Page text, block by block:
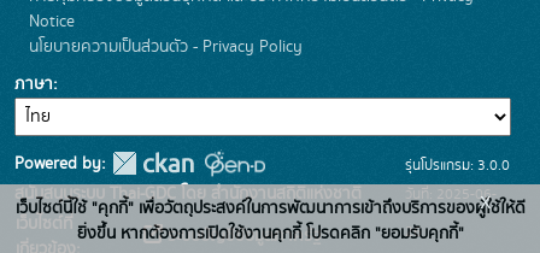
Notice
นโยบายความเป็นส่วนตัว - Privacy Policy
ภาษา
Powered by:
สนับสนุนระบบ Thai-GDC โดย สำนักงานสถิติแห่งชาติ
เว็บไซต์ที่
ระบบบัญชีข้อมูลภาครัฐ
รุ่นโปรแกรม: 3.0.0
วันที่: 2025-06-
26
เว็บไซต์นี้ใช้ "คุกกี้" เพื่อวัตถุประสงค์ในการพัฒนาการเข้าถึงบริการของผู้ใช้ให้ดี
ยิ่งขึ้น หากต้องการเปิดใช้งานคุกกี้ โปรดคลิก "ยอมรับคุกกี้"
x